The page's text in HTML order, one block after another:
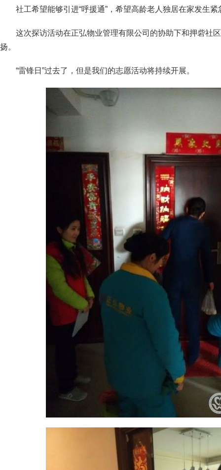
社工希望能够引进“呼援通”，希望高龄老人独居在家发生
这次探访活动在正弘物业管理有限公司的协助下和押砦社
扬。
“雷锋日”过去了，但是我们的志愿活动将持续开展。